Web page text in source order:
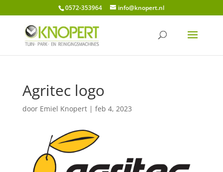
0572-353964 info@knopert.nl
Agritec logo
door Emiel Knopert| feb 4, 2023